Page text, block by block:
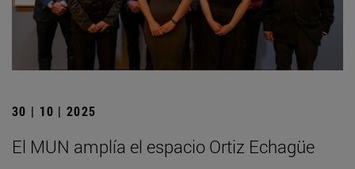
30 | 10 | 2025
El MUN amplía el espacio Ortiz Echagüe